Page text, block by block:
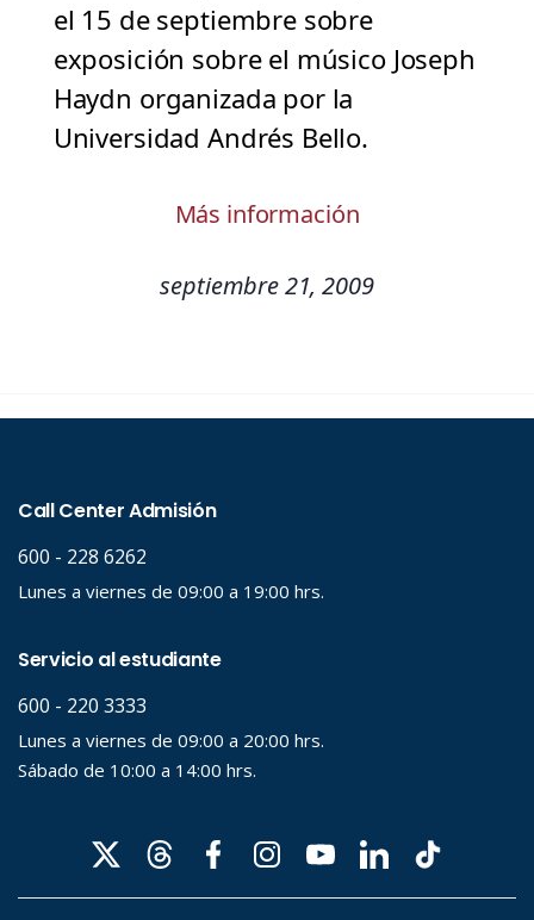
el 15 de septiembre sobre
exposición sobre el músico Joseph
Haydn organizada por la
Universidad Andrés Bello.
Más información
septiembre 21, 2009